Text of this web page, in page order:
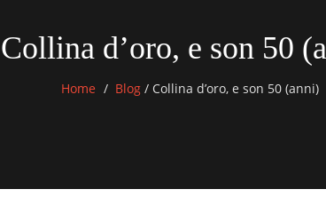
Collina d’oro, e son 50
Home Blog /Collina d’oro, e son 50 (anni)